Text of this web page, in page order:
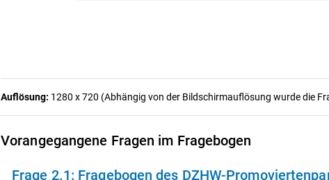
Auflösung: 1280 x 720 (Abhängig von der Bildschirmauflösung wurde die
Vorangegangene Fragen im Fragebogen
Frage 2.1: Fragebogen des DZHW-